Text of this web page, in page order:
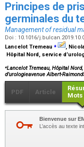
Principes de
germinales du
Management of residual
Doi : 10.1016/
Lancelot Tremeau ⁎
,
Hôpital Nord, service
⁎Lancelot Tremeau, Hôpital
d’urologieavenue Albert-
PDF Article
Bienvenue sur
L’accès au texte